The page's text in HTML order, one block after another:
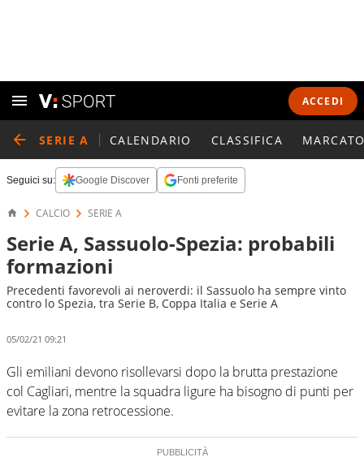
ACCEDI
SERIE A CALENDARIO CLASSIFICA
Seguici su: Google Discover Fonti preferite
CALCIO SERIE A
Serie A, Sassuolo-Spezia: probabili
formazioni
Precedenti favorevoli ai neroverdi: il Sassuolo ha sempre vinto
contro lo Spezia, tra Serie B, Coppa Italia e Serie A
05/02/21 09:21
Gli emiliani devono risollevarsi dopo la brutta prestazione
col Cagliari, mentre la squadra ligure ha bisogno di punti per
evitare la zona retrocessione.